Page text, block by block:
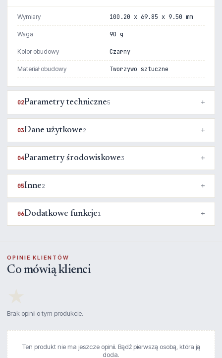
Wymiary 100.20 x 69.85 x 9.50 mm
Waga 90 g
Kolor obudowy Czarny
Materiał obudowy Tworzywo sztuczne
02Parametry techniczne5
03Dane użytkowe2
04Parametry środowiskowe3
05Inne2
06Dodatkowe funkcje1
OPINIE KLIENTÓW
Co mówią klienci
Brak opinii o tym produkcie.
Ten produkt nie ma jeszcze opinii. Bądź pierwszą osobą, która ją
doda.